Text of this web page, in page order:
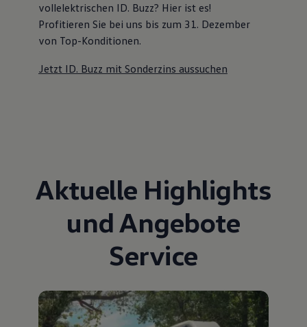
vollelektrischen ID. Buzz? Hier ist es!
Profitieren Sie bei uns bis zum 31. Dezember
von Top-Konditionen.
Jetzt ID. Buzz mit Sonderzins aussuchen
Aktuelle Highlights
und Angebote
Service